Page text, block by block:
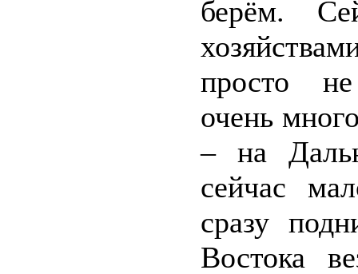
берём.
просто не
очень
– на
сейчас
сразу
Востока